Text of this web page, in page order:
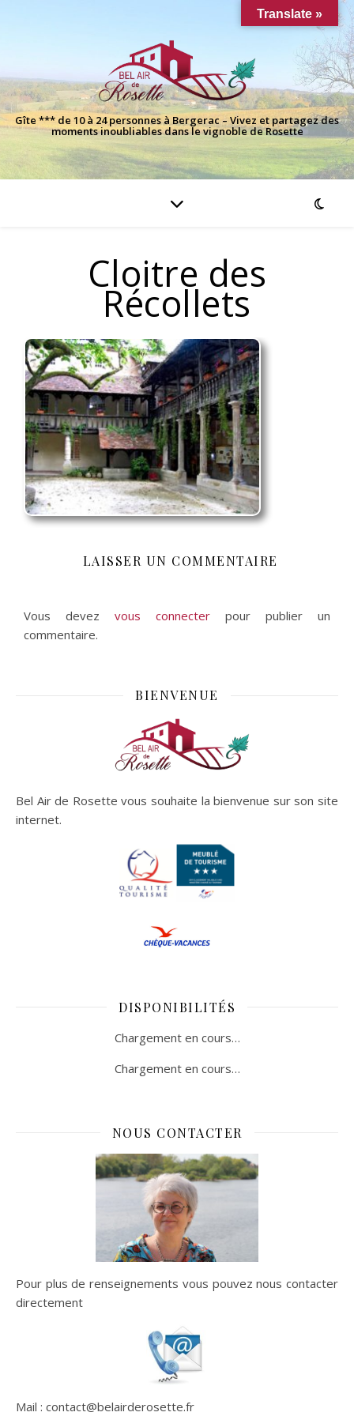
Gîte *** de 10 à 24 personnes à Bergerac – Vivez et partagez des
moments inoubliables dans le vignoble de Rosette
Cloitre des
Récollets
LAISSER UN COMMENTAIRE
Vous devez vous connecter pour publier un
commentaire.
BIENVENUE
Bel Air de Rosette vous souhaite la bienvenue sur son site
internet.
DISPONIBILITÉS
Chargement en cours…
Chargement en cours…
NOUS CONTACTER
Pour plus de renseignements vous pouvez nous contacter
directement
Mail : contact@belairderosette.fr
Translate »